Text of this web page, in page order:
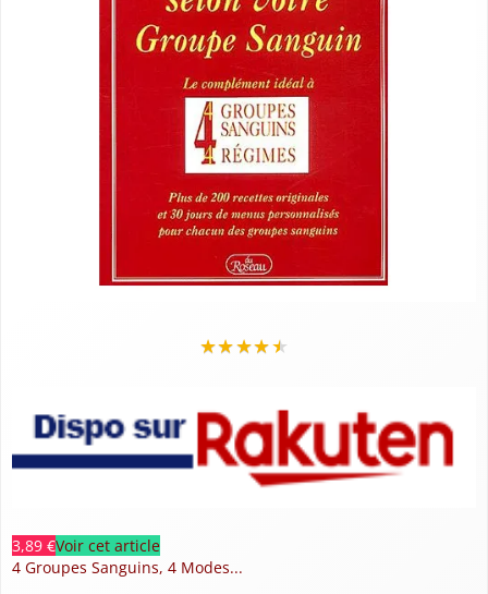
★★★★★
3,89 €Voir cet article
4 Groupes Sanguins, 4 Modes...